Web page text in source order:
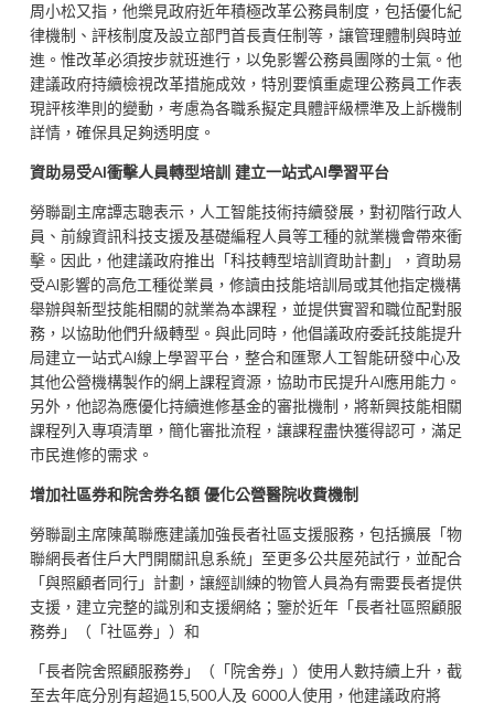
周小松又指，他樂見政府近年積極改革公務員制度，包括優化紀
律機制、評核制度及設立部門首長責任制等，讓管理體制與時並
進。惟改革必須按步就班進行，以免影響公務員團隊的士氣。他
建議政府持續檢視改革措施成效，特別要慎重處理公務員工作表
現評核準則的變動，考慮為各職系擬定具體評級標準及上訴機制
詳情，確保具足夠透明度。
資助易受AI衝擊人員轉型培訓 建立一站式AI學習平台
勞聯副主席譚志聰表示，人工智能技術持續發展，對初階行政人
員、前線資訊科技支援及基礎編程人員等工種的就業機會帶來衝
擊。因此，他建議政府推出「科技轉型培訓資助計劃」，資助易
受AI影響的高危工種從業員，修讀由技能培訓局或其他指定機構
舉辦與新型技能相關的就業為本課程，並提供實習和職位配對服
務，以協助他們升級轉型。與此同時，他倡議政府委託技能提升
局建立一站式AI線上學習平台，整合和匯聚人工智能研發中心及
其他公營機構製作的網上課程資源，協助市民提升AI應用能力。
另外，他認為應優化持續進修基金的審批機制，將新興技能相關
課程列入專項清單，簡化審批流程，讓課程盡快獲得認可，滿足
市民進修的需求。
增加社區券和院舍券名額 優化公營醫院收費機制
勞聯副主席陳萬聯應建議加強長者社區支援服務，包括擴展「物
聯網長者住戶大門開關訊息系統」至更多公共屋苑試行，並配合
「與照顧者同行」計劃，讓經訓練的物管人員為有需要長者提供
支援，建立完整的識別和支援網絡；鑒於近年「長者社區照顧服
務券」（「社區券」）和
「長者院舍照顧服務券」（「院舍券」）使用人數持續上升，截
至去年底分別有超過15,500人及 6000人使用，他建議政府將